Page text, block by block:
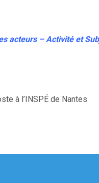
acteurs – Activité et
à l’INSPÉ de Nantes